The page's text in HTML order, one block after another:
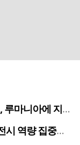
지상국 시스템 전수
역량 집중해야